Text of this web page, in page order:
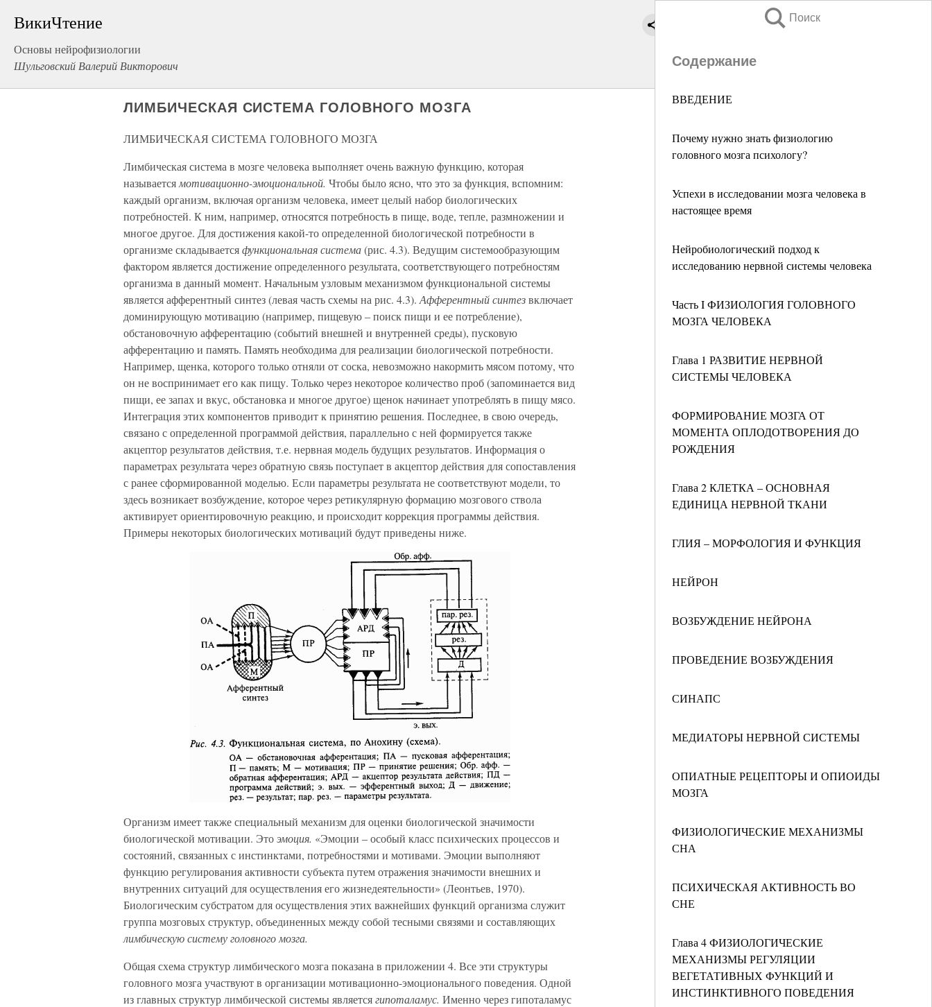
ВикиЧтение
Основы нейрофизиологии
Шульговский Валерий Викторович
Поиск
Содержание
ВВЕДЕНИЕ
Почему нужно знать физиологию
головного мозга психологу?
Успехи в исследовании мозга человека в
настоящее время
Нейробиологический подход к
исследованию нервной системы человека
Часть I ФИЗИОЛОГИЯ ГОЛОВНОГО
МОЗГА ЧЕЛОВЕКА
Глава 1 РАЗВИТИЕ НЕРВНОЙ
СИСТЕМЫ ЧЕЛОВЕКА
ФОРМИРОВАНИЕ МОЗГА ОТ
МОМЕНТА ОПЛОДОТВОРЕНИЯ ДО
РОЖДЕНИЯ
Глава 2 КЛЕТКА – ОСНОВНАЯ
ЕДИНИЦА НЕРВНОЙ ТКАНИ
ГЛИЯ – МОРФОЛОГИЯ И ФУНКЦИЯ
НЕЙРОН
ВОЗБУЖДЕНИЕ НЕЙРОНА
ПРОВЕДЕНИЕ ВОЗБУЖДЕНИЯ
СИНАПС
МЕДИАТОРЫ НЕРВНОЙ СИСТЕМЫ
ОПИАТНЫЕ РЕЦЕПТОРЫ И ОПИОИДЫ
МОЗГА
ФИЗИОЛОГИЧЕСКИЕ МЕХАНИЗМЫ
СНА
ПСИХИЧЕСКАЯ АКТИВНОСТЬ ВО
СНЕ
Глава 4 ФИЗИОЛОГИЧЕСКИЕ
МЕХАНИЗМЫ РЕГУЛЯЦИИ
ВЕГЕТАТИВНЫХ ФУНКЦИЙ И
ИНСТИНКТИВНОГО ПОВЕДЕНИЯ
ЛИМБИЧЕСКАЯ СИСТЕМА ГОЛОВНОГО МОЗГА
ЛИМБИЧЕСКАЯ СИСТЕМА ГОЛОВНОГО МОЗГА
Лимбическая система в мозге человека выполняет очень важную функцию, которая
называется мотивационно-эмоциональной. Чтобы было ясно, что это за функция, вспомним:
каждый организм, включая организм человека, имеет целый набор биологических
потребностей. К ним, например, относятся потребность в пище, воде, тепле, размножении и
многое другое. Для достижения какой-то определенной биологической потребности в
организме складываетсяфункциональная система(рис. 4.3). Ведущим системообразующим
фактором является достижение определенного результата, соответствующего потребностям
организма в данный момент. Начальным узловым механизмом функциональной системы
является афферентный синтез (левая часть схемы на рис. 4.3). Афферентный синтезвключает
доминирующую мотивацию (например, пищевую – поиск пищи и ее потребление),
обстановочную афферентацию (событий внешней и внутренней среды), пусковую
афферентацию и память. Память необходима для реализации биологической потребности.
Например, щенка, которого только отняли от соска, невозможно накормить мясом потому, что
он не воспринимает его как пищу. Только через некоторое количество проб (запоминается вид
пищи, ее запах и вкус, обстановка и многое другое) щенок начинает употреблять в пищу мясо.
Интеграция этих компонентов приводит к принятию решения. Последнее, в свою очередь,
связано с определенной программой действия, параллельно с ней формируется также
акцептор результатов действия, т.е. нервная модель будущих результатов. Информация о
параметрах результата через обратную связь поступает в акцептор действия для сопоставления
с ранее сформированной моделью. Если параметры результата не соответствуют модели, то
здесь возникает возбуждение, которое через ретикулярную формацию мозгового ствола
активирует ориентировочную реакцию, и происходит коррекция программы действия.
Примеры некоторых биологических мотиваций будут приведены ниже.
Организм имеет также специальный механизм для оценки биологической значимости
биологической мотивации. Этоэмоция. «Эмоции – особый класс психических процессов и
состояний, связанных с инстинктами, потребностями и мотивами. Эмоции выполняют
функцию регулирования активности субъекта путем отражения значимости внешних и
внутренних ситуаций для осуществления его жизнедеятельности» (Леонтьев, 1970).
Биологическим субстратом для осуществления этих важнейших функций организма служит
группа мозговых структур, объединенных между собой тесными связями и составляющих
лимбическую систему головного мозга.
Общая схема структур лимбического мозга показана в приложении 4. Все эти структуры
головного мозга участвуют в организации мотивационно-эмоционального поведения. Одной
из главных структур лимбической системы являетсягипоталамус. Именно через гипоталамус